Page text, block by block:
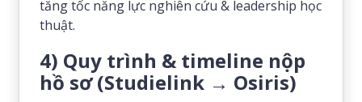
tăng tốc năng lực nghiên cứu & leadership học
thuật.
4) Quy trình & timeline nộp
hồ sơ (Studielink → Osiris)